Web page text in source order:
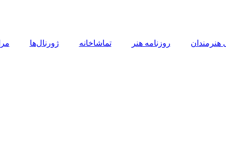
هنرمندان روزنامه هنر تماشاخانه ژورنال‌ها